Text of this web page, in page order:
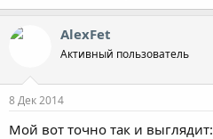
AlexFet
Активный пользователь
8 Дек 2014
Мой вот точно так и выглядит: